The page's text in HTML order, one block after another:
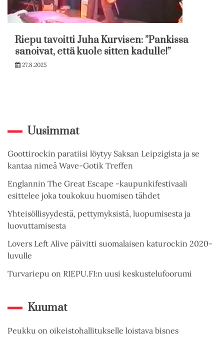
Riepu tavoitti Juha Kurvisen: ”Pankissa
sanoivat, että kuole sitten kadulle!”
27.8.2025
Uusimmat
Goottirockin paratiisi löytyy Saksan Leipzigista ja se
kantaa nimeä Wave-Gotik Treffen
Englannin The Great Escape -kaupunkifestivaali
esittelee joka toukokuu huomisen tähdet
Yhteisöllisyydestä, pettymyksistä, luopumisesta ja
luovuttamisesta
Lovers Left Alive päivitti suomalaisen katurockin 2020-
luvulle
Turvariepu on RIEPU.FI:n uusi keskustelufoorumi
Kuumat
Peukku on oikeistohallitukselle loistava bisnes